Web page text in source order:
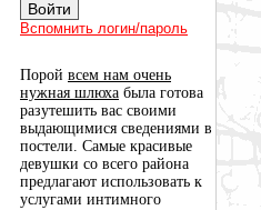
Вспомнить логин/пароль
Порой всем нам очень
нужная шлюха была готова
разутешить вас своими
выдающимися сведениями в
постели. Самые красивые
девушки со всего района
предлагают использовать к
услугами интимного